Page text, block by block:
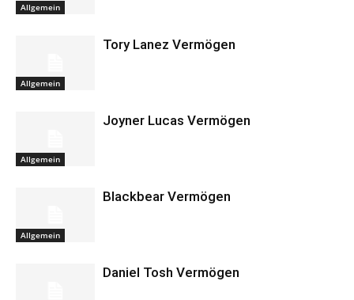
Allgemein
Allgemein
Tory Lanez Vermögen
Allgemein
Joyner Lucas Vermögen
Allgemein
Blackbear Vermögen
Daniel Tosh Vermögen